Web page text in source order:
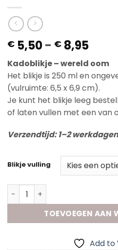
€ 5,50- € 8,95
tot
€
Kadoblikje – wereld oom
Het blikje is 250 ml en
(vulruimte: 6,5 x 6,9 cm).
Je kunt het blikje leeg
of laten vullen met een van
Verzendtijd: 1–2 werkdagen
Blikje vulling
Kadoblik - Wereld oom aantal
TOEVOEGEN AAN
Add to